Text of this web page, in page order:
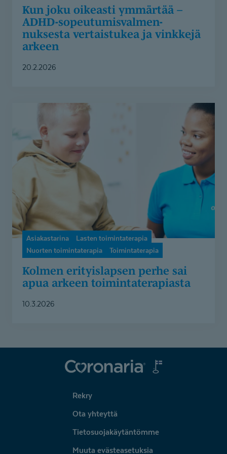
Kun joku oikeasti ymmärtää –
ADHD-sopeu­tu­mis­val­men­
nuksesta vertaistukea ja vinkkejä
arkeen
20.2.2026
perhe
apua
toimintaterapiasta
Asiakastarina
Lasten toimintaterapia
Nuorten toimintaterapia
Toimintaterapia
Kolmen erityislapsen perhe sai
apua arkeen toimintate­rapiasta
10.3.2026
Coronaria
Rekry
Ota yhteyttä
Tietosuojakäytäntömme
Muuta evästeasetuksia